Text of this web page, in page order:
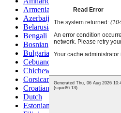
Armenian
Azerbaijani
Belarusian
Bengali
Bosnian
Bulgarian
Cebuano
Chichewa
Corsican
Croatian
Dutch
Estonian